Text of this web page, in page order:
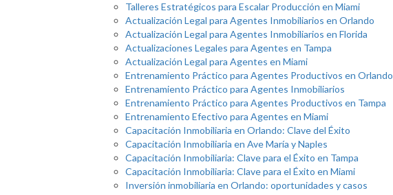
Talleres Estratégicos para Escalar Producción en Miami
Actualización Legal para Agentes Inmobiliarios en Orlando
Actualización Legal para Agentes Inmobiliarios en Florida
Actualizaciones Legales para Agentes en Tampa
Actualización Legal para Agentes en Miami
Entrenamiento Práctico para Agentes Productivos en Orlando
Entrenamiento Práctico para Agentes Inmobiliarios
Entrenamiento Práctico para Agentes Productivos en Tampa
Entrenamiento Efectivo para Agentes en Miami
Capacitación Inmobiliaria en Orlando: Clave del Éxito
Capacitación Inmobiliaria en Ave María y Naples
Capacitación Inmobiliaria: Clave para el Éxito en Tampa
Capacitación Inmobiliaria: Clave para el Éxito en Miami
Inversión inmobiliaria en Orlando: oportunidades y casos